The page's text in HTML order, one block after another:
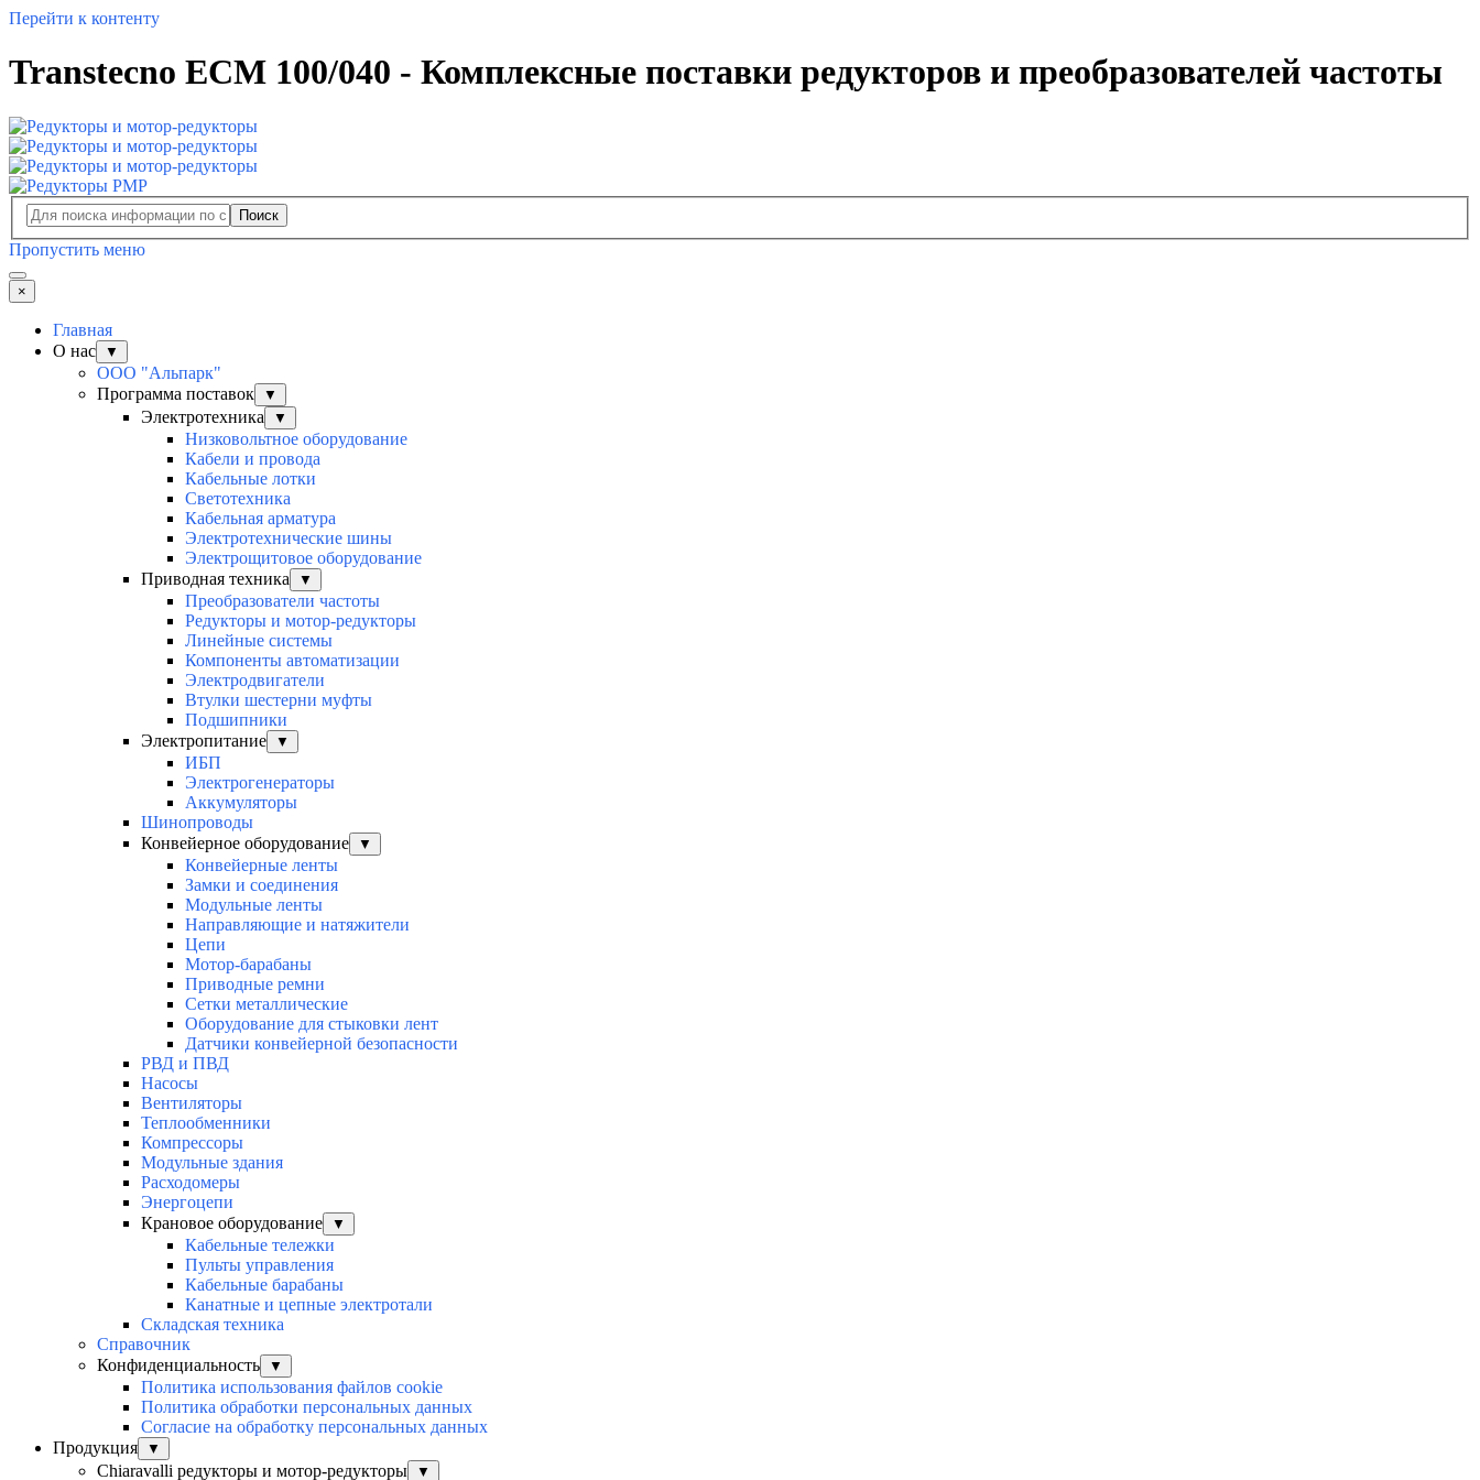
Перейти к контенту
Transtecno ECM 100/040 - Комплексные поставки редукторов и преобразователей частоты
Поиск
Пропустить меню
×
Главная
О нас
▼
ООО "Альпарк"
Программа поставок
▼
Электротехника ▼
Низковольтное оборудование
Кабели и провода
Кабельные лотки
Светотехника
Кабельная арматура
Электротехнические шины
Электрощитовое оборудование
Приводная техника
▼
Преобразователи частоты
Редукторы и мотор-редукторы
Линейные системы
Компоненты автоматизации
Электродвигатели
Втулки шестерни муфты
Подшипники
Электропитание
▼
ИБП
Электрогенераторы
Аккумуляторы
Шинопроводы
Конвейерное оборудование
▼
Конвейерные ленты
Замки и соединения
Модульные ленты
Направляющие и натяжители
Цепи
Мотор-барабаны
Приводные ремни
Сетки металлические
Оборудование для стыковки лент
Датчики конвейерной безопасности
РВД и ПВД
Насосы
Вентиляторы
Теплообменники
Компрессоры
Модульные здания
Расходомеры
Энергоцепи
Крановое оборудование
▼
Кабельные тележки
Пульты управления
Кабельные барабаны
Канатные и цепные электротали
Складская техника
Справочник
Конфиденциальность
▼
Политика использования файлов cookie
Политика обработки персональных данных
Согласие на обработку персональных данных
Продукция
▼
Chiaravalli редукторы и мотор-редукторы ▼